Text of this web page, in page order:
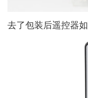
去了包装后遥控器如